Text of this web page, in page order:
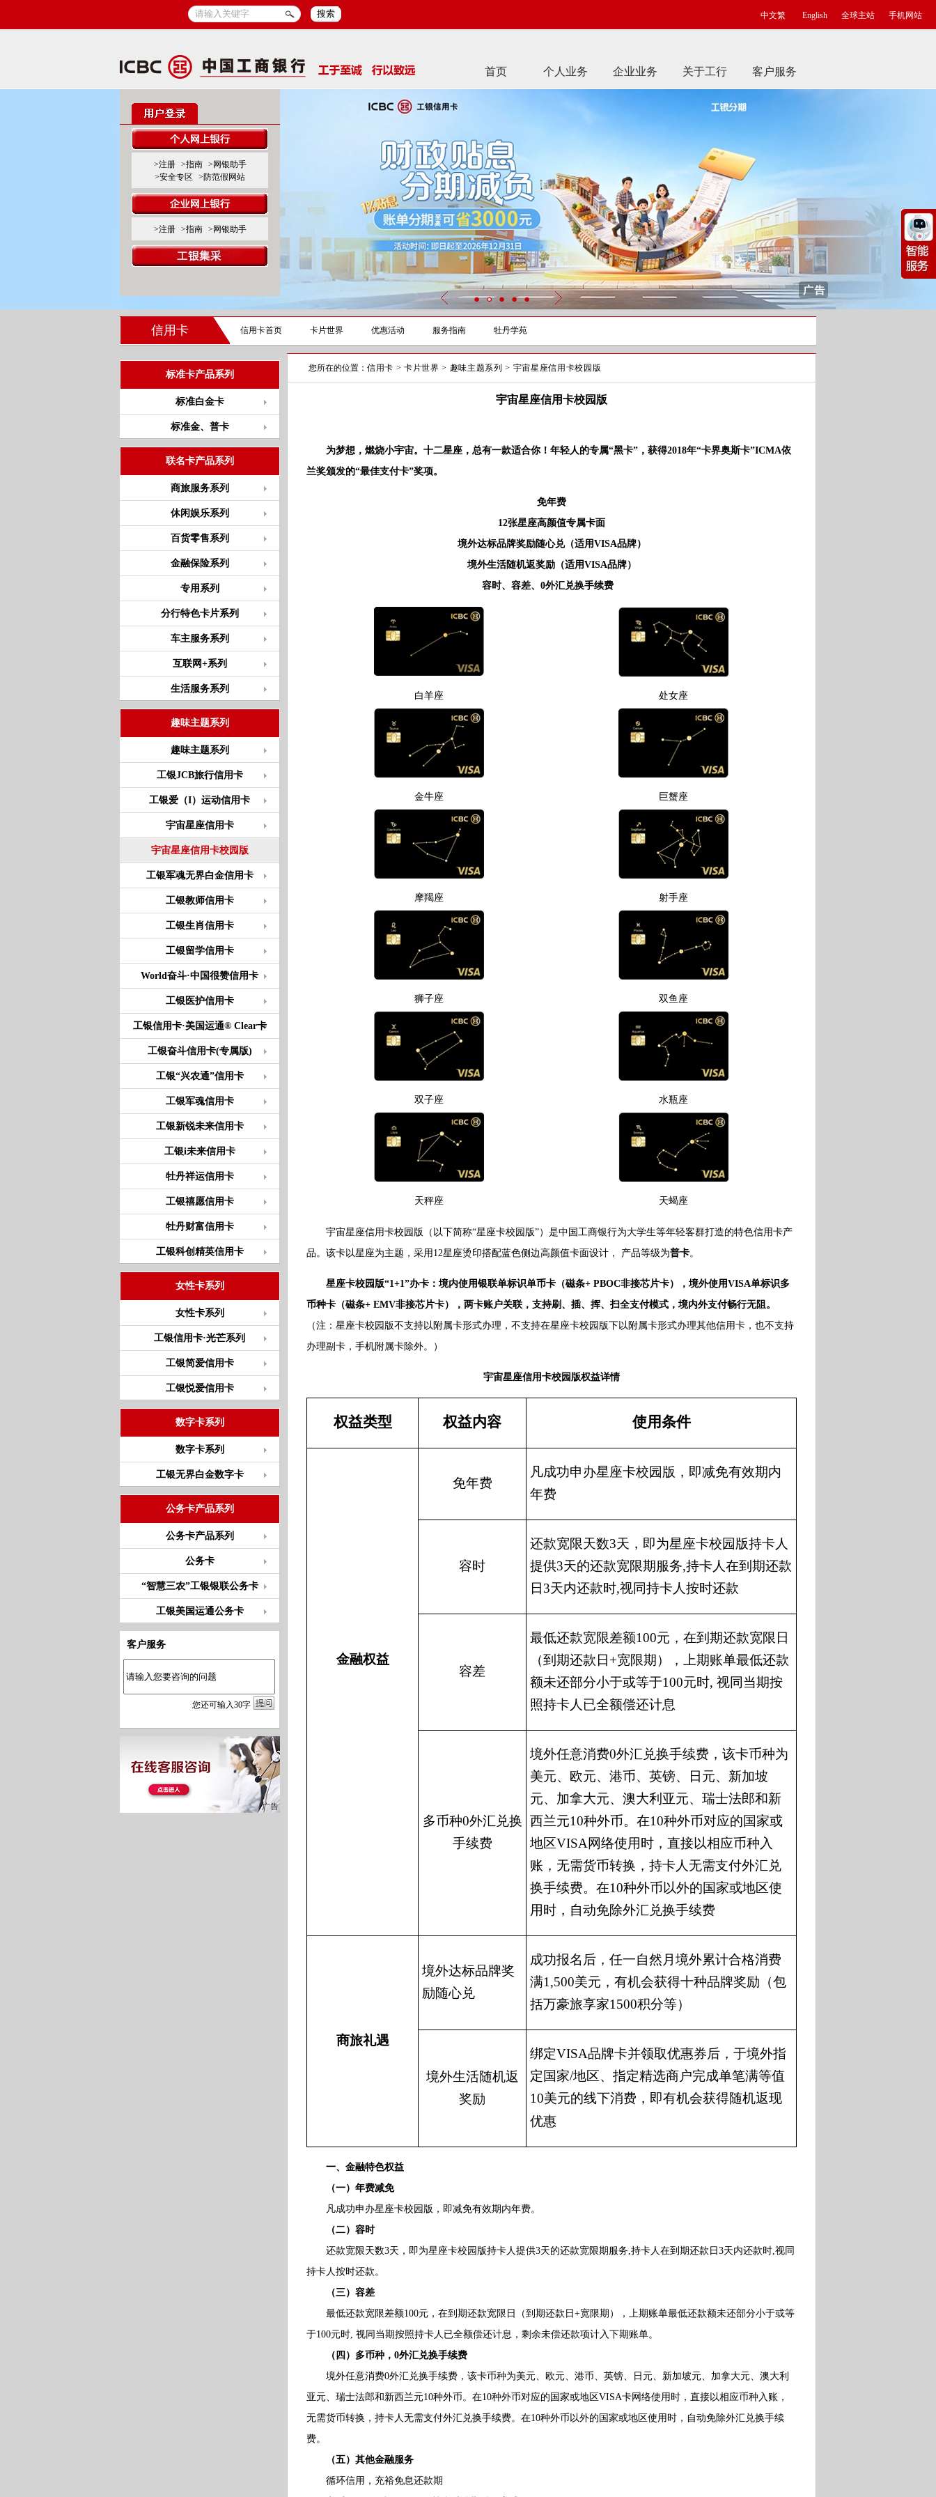
搜索 中文繁 English 全球主站 手机网站
首页 个人业务 企业业务 关于工行 客户服务
>注册 >指南
>网银助手
>安全专区
>防范假网站
>注册 >指南 >网银助手
信用卡 信用卡首页 卡片世界 优惠活动 服务指南 牡丹学苑
标准卡产品系列
标准白金卡
标准金、普卡
联名卡产品系列
商旅服务系列
休闲娱乐系列
百货零售系列
金融保险系列
专用系列
分行特色卡片系列
车主服务系列
互联网+系列
生活服务系列
趣味主题系列
趣味主题系列
工银JCB旅行信用卡
工银爱（I）运动信用卡
宇宙星座信用卡
宇宙星座信用卡校园版
工银军魂无界白金信用卡
工银教师信用卡
工银生肖信用卡
工银留学信用卡
World奋斗·中国很赞信用卡
工银医护信用卡
工银信用卡·美国运通® Clear卡
工银奋斗信用卡(专属版)
工银“兴农通”信用卡
工银军魂信用卡
工银新锐未来信用卡
工银i未来信用卡
牡丹祥运信用卡
工银禧愿信用卡
牡丹财富信用卡
工银科创精英信用卡
女性卡系列
女性卡系列
工银信用卡·光芒系列
工银简爱信用卡
工银悦爱信用卡
数字卡系列
数字卡系列
工银无界白金数字卡
公务卡产品系列
公务卡产品系列
公务卡
“智慧三农”工银银联公务卡
工银美国运通公务卡
客户服务
您还可输入30字
您所在的位置： 信用卡 > 卡片世界 > 趣味主题系列 > 宇宙星座信用卡校园版
宇宙星座信用卡校园版
为梦想，燃烧小宇宙。十二星座，总有一款适合你！年轻人的专属“黑卡”，获得2018年“卡界奥斯卡”ICMA依
兰奖颁发的“最佳支付卡”奖项。
免年费
12张星座高颜值专属卡面
境外达标品牌奖励随心兑（适用VISA品牌）
境外生活随机返奖励（适用VISA品牌）
容时、容差、0外汇兑换手续费
白羊座 处女座
金牛座 巨蟹座
摩羯座 射手座
狮子座 双鱼座
双子座 水瓶座
天秤座 天蝎座
宇宙星座信用卡校园版（以下简称“星座卡校园版”）是中国工商银行为大学生等年轻客群打造的特色信用卡产
品。该卡以星座为主题，采用12星座烫印搭配蓝色侧边高颜值卡面设计， 产品等级为普卡。
星座卡校园版“1+1”办卡：境内使用银联单标识单币卡（磁条+ PBOC非接芯片卡），境外使用VISA单标识多
币种卡（磁条+ EMV非接芯片卡），两卡账户关联，支持刷、插、挥、扫全支付模式，境内外支付畅行无阻。
（注：星座卡校园版不支持以附属卡形式办理，不支持在星座卡校园版下以附属卡形式办理其他信用卡，也不支持
办理副卡，手机附属卡除外。）
宇宙星座信用卡校园版权益详情
权益类型 权益内容 使用条件
金融权益
免年费
凡成功申办星座卡校园版，即减免有效期内
年费
容时
还款宽限天数3天，即为星座卡校园版持卡人
提供3天的还款宽限期服务,持卡人在到期还款
日3天内还款时,视同持卡人按时还款
容差
最低还款宽限差额100元，在到期还款宽限日
（到期还款日 +宽限期），上期账单最低还款
额未还部分小于或等于100元时, 视同当期按
照持卡人已全额偿还计息
多币种0外汇兑换
手续费
境外任意消费0外汇兑换手续费，该卡币种为
美元、欧元、港币、英镑、日元、新加坡
元、加拿大元、澳大利亚元、瑞士法郎和新
西兰元10种外币。在10种外币对应的国家或
地区VISA网络使用时，直接以相应币种入
账，无需货币转换，持卡人无需支付外汇兑
换手续费。在10种外币以外的国家或地区使
用时，自动免除外汇兑换手续费
商旅礼遇
境外达标品牌奖
励随心兑
成功报名后，任一自然月境外累计合格消费
满1,500美元，有机会获得十种品牌奖励（包
括万豪旅享家1500积分等）
境外生活随机返
奖励
绑定VISA品牌卡并领取优惠券后，于境外指
定国家/地区、指定精选商户完成单笔满等值
10美元的线下消费，即有机会获得随机返现
优惠
一、金融特色权益
（一）年费减免
凡成功申办星座卡校园版，即减免有效期内年费。
（二）容时
还款宽限天数3天，即为星座卡校园版持卡人提供3天的还款宽限期服务,持卡人在到期还款日3天内还款时,视同
持卡人按时还款。
（三）容差
最低还款宽限差额100元，在到期还款宽限日（到期还款日+宽限期），上期账单最低还款额未还部分小于或等
于100元时, 视同当期按照持卡人已全额偿还计息，剩余未偿还款项计入下期账单。
（四）多币种，0外汇兑换手续费
境外任意消费0外汇兑换手续费，该卡币种为美元、欧元、港币、英镑、日元、新加坡元、加拿大元、澳大利
亚元、瑞士法郎和新西兰元10种外币。在10种外币对应的国家或地区VISA卡网络使用时，直接以相应币种入账，
无需货币转换，持卡人无需支付外汇兑换手续费。在10种外币以外的国家或地区使用时，自动免除外汇兑换手续
费。
（五）其他金融服务
循环信用，充裕免息还款期